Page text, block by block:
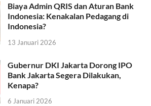
Biaya Admin QRIS dan Aturan Bank
Indonesia: Kenakalan Pedagang di
Indonesia?
13 Januari 2026
Gubernur DKI Jakarta Dorong IPO
Bank Jakarta Segera Dilakukan,
Kenapa?
6 Januari 2026